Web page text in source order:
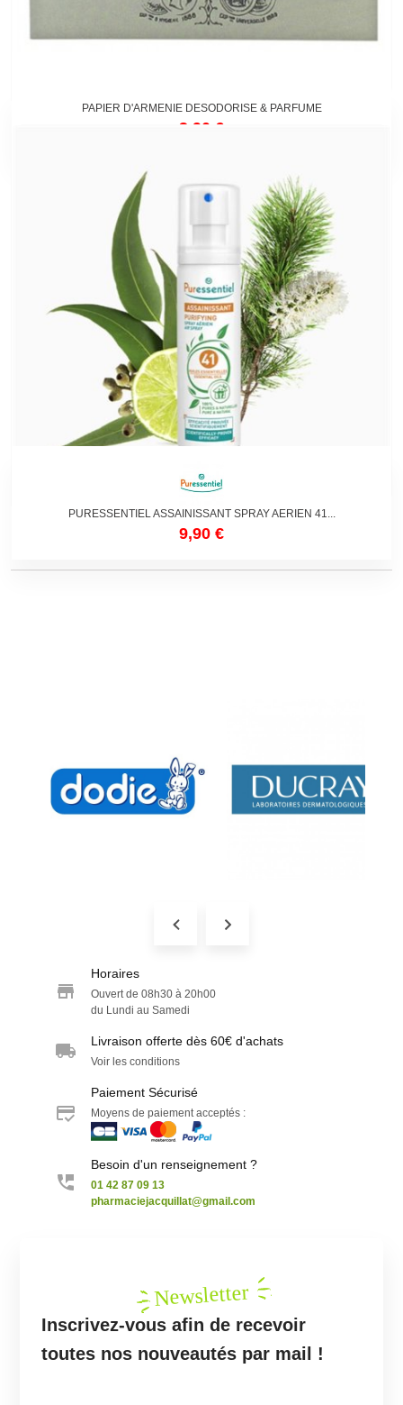
PAPIER D'ARMENIE DESODORISE & PARFUME
3,90 €
PURESSENTIEL ASSAINISSANT SPRAY AERIEN 41...
9,90 €
Horaires
Ouvert de 08h30 à 20h00
du Lundi au Samedi
Livraison offerte dès 60€ d'achats
Voir les conditions
Paiement Sécurisé
Moyens de paiement acceptés :
Besoin d'un renseignement ?
01 42 87 09 13
pharmaciejacquillat@gmail.com
Newsletter
Inscrivez-vous afin de recevoir
toutes nos nouveautés par mail !